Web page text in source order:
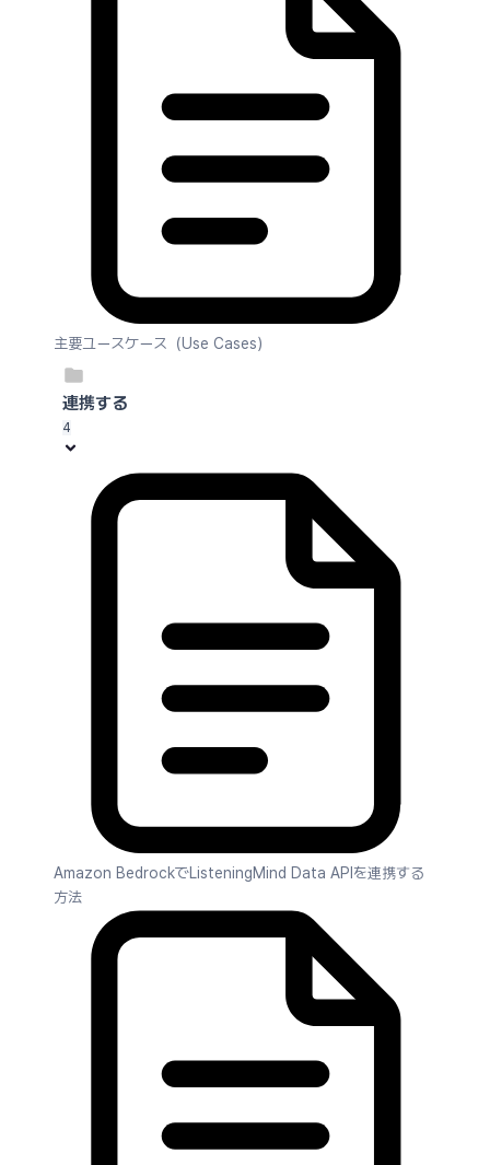
主要ユースケース（Use Cases）
連携する
4
Amazon BedrockでListeningMind Data APIを連携する
方法